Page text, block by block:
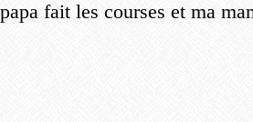
fait les courses et ma